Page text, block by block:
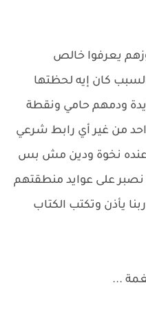
يعرفوا خالص
كان إيه لحظتها
ودمهم حامي ونقطة
من غير أي رابط شرعي
عنده نخوة ودين مش بس
على عوايد منطقتهم
يأذن وتكتب الكتاب
...